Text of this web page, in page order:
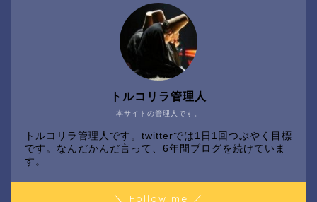
本サイトの管理人です。
トルコリラ管理人
トルコリラ管理人です。twitterでは1日1回つぶやく目標
です。なんだかんだ言って、6年間ブログを続けていま
す。
＼ Follow me ／